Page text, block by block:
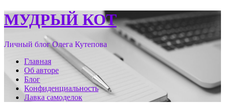
Skip
to
МУДРЫЙ КОТ
Личный блог Олега Кутепова
Primary
Menu
Главная
Об авторе
Блог
Конфиденциальность
Лавка самоделок